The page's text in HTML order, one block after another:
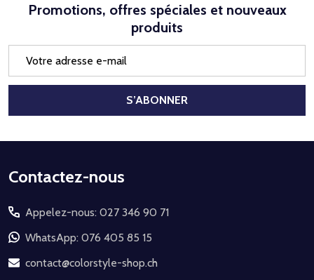
Promotions, offres spéciales et nouveaux
produits
mail
S’ABONNER
Début
pied
de
page
Contactez-nous
Appelez-nous: 027 346 90 71
WhatsApp: 076 405 85 15
contact@colorstyle-shop.ch